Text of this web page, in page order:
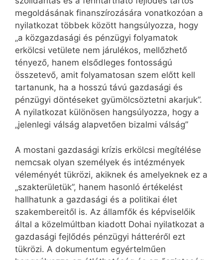
megoldásának finanszírozására vonatkozóan a
nyilatkozat többek között hangsúlyozza, hogy
„a közgazdasági és pénzügyi folyamatok
erkölcsi vetülete nem járulékos, mellőzhető
tényező, hanem elsődleges fontosságú
összetevő, amit folyamatosan szem előtt kell
tartanunk, ha a hosszú távú gazdasági és
pénzügyi döntéseket gyümölcsöztetni akarjuk”.
A nyilatkozat különösen hangsúlyozza, hogy a
„jelenlegi válság alapvetően bizalmi válság”
A mostani gazdasági krízis erkölcsi megítélése
nemcsak olyan személyek és intézmények
véleményét tükrözi, akiknek és amelyeknek ez a
„szakterületük”, hanem hasonló értékelést
hallhatunk a gazdasági és a politikai élet
szakembereitől is. Az államfők és képviselőik
által a közelmúltban kiadott Dohai nyilatkozat a
gazdasági fejlődés pénzügyi hátteréről ezt
tükrözi. A dokumentum egyértelműen